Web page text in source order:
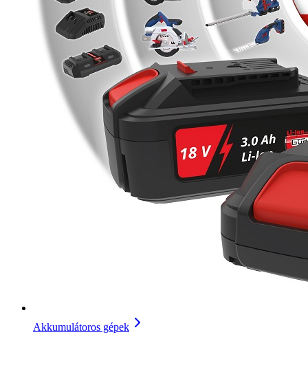
Akkumulátoros gépek